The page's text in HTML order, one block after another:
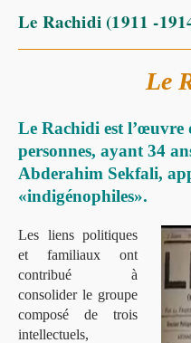
Le Rachidi (1911 -
Le
Le Rachidi est l’œuvre
personnes, ayant 34
Abderahim Sekfali,
«indigénophiles».
Les liens politiques
et familiaux ont
contribué à
consolider le groupe
composé de trois
intellectuels,